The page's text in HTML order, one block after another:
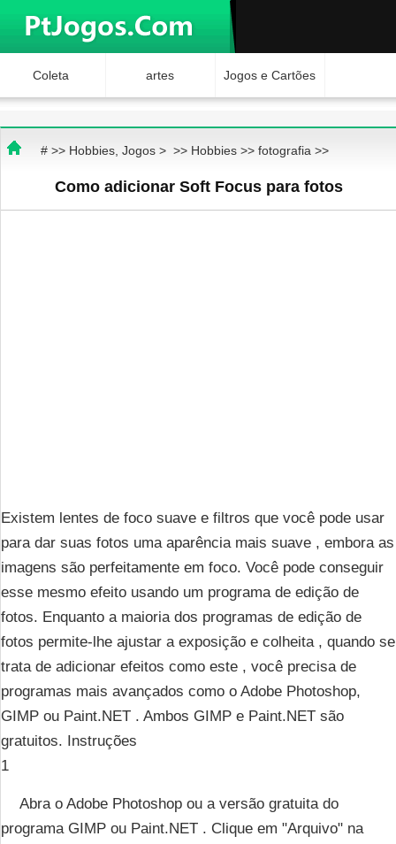
Coleta artes Jogos e Cartões
# >> Hobbies, Jogos> >> Hobbies>> fotografia >>
Como adicionar Soft Focus para fotos
Existem lentes de foco suave e filtros que você pode usar
para dar suas fotos uma aparência mais suave , embora as
imagens são perfeitamente em foco. Você pode conseguir
esse mesmo efeito usando um programa de edição de
fotos. Enquanto a maioria dos programas de edição de
fotos permite-lhe ajustar a exposição e colheita , quando se
trata de adicionar efeitos como este , você precisa de
programas mais avançados como o Adobe Photoshop,
GIMP ou Paint.NET . Ambos GIMP e Paint.NET são
gratuitos. Instruções
1
Abra o Adobe Photoshop ou a versão gratuita do
programa GIMP ou Paint.NET . Clique em "Arquivo" na